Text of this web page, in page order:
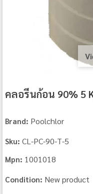
คลอรีนก้อน 90% 5
Brand: Poolchlor
Sku: CL‐PC‐90‐T‐5
Mpn: 1001018
Condition: New product